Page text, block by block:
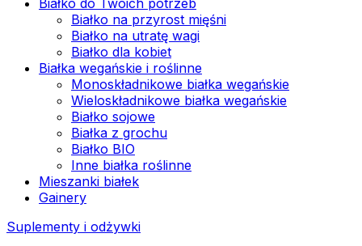
Białko na przyrost mięśni
Białko na utratę wagi
Białko dla kobiet
Białka wegańskie i roślinne
Monoskładnikowe białka wegańskie
Wieloskładnikowe białka wegańskie
Białko sojowe
Białka z grochu
Białko BIO
Inne białka roślinne
Mieszanki białek
Gainery
Suplementy i odżywki